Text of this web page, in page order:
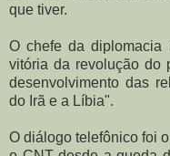
que tiver.
O chefe da diplomacia
vitória da revolução do
desenvolvimento das
do Irã e a Líbia".
O diálogo telefônico foi